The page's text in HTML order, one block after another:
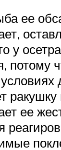
ее
у
потому
ракушку
ее